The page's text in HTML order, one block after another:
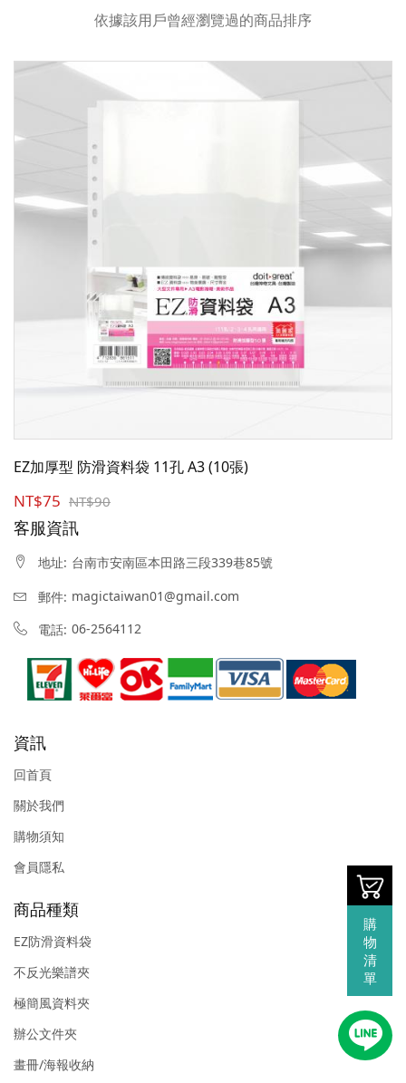
依據該用戶曾經瀏覽過的商品排序
EZ加厚型 防滑資料袋 11孔 A3 (10張)
NT$75 NT$90
客服資訊
地址: 台南市安南區本田路三段339巷85號
郵件: magictaiwan01@gmail.com
電話: 06-2564112
資訊
回首頁
關於我們
購物須知
會員隱私
商品種類
EZ防滑資料袋
不反光樂譜夾
極簡風資料夾
辦公文件夾
畫冊/海報收納
購
物
清
單